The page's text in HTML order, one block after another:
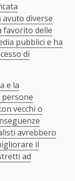
avuto diverse
favorito delle
pubblici e ha
di
e la
persone
vecchi o
avrebbero
il
ad